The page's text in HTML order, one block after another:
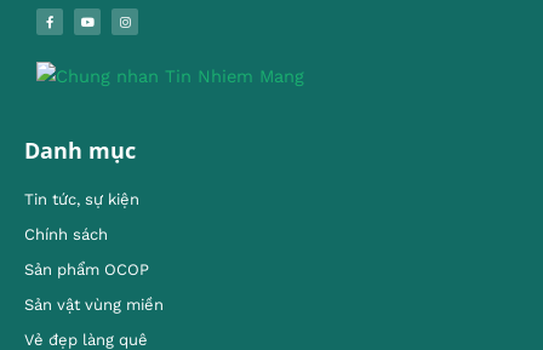
Danh mục
Tin tức, sự kiện
Chính sách
Sản phẩm OCOP
Sản vật vùng miền
Vẻ đẹp làng quê